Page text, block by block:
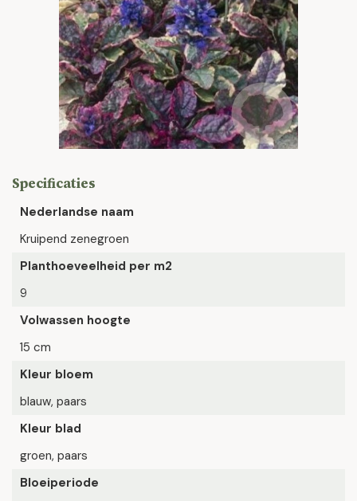
Specificaties
Nederlandse naam
Kruipend zenegroen
Planthoeveelheid per m2
9
Volwassen hoogte
15 cm
Kleur bloem
blauw, paars
Kleur blad
groen, paars
Bloeiperiode